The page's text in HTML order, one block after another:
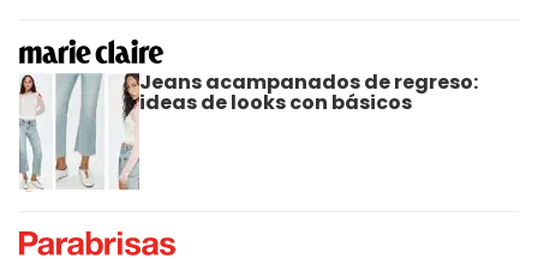
Jeans acampanados de regreso:
ideas de looks con básicos